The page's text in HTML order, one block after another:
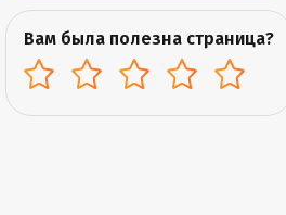
Вам была полезна страница?